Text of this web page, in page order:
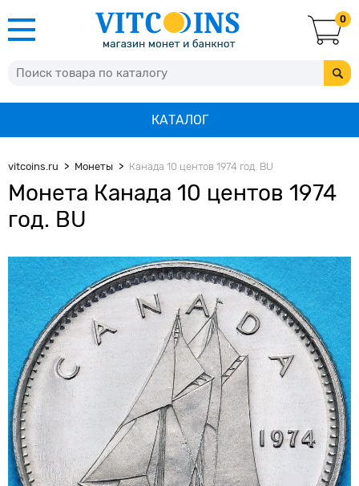
0
КАТАЛОГ
vitcoins.ru Монеты Канада 10 центов 1974 год. BU
Монета Канада 10 центов 1974
год. BU